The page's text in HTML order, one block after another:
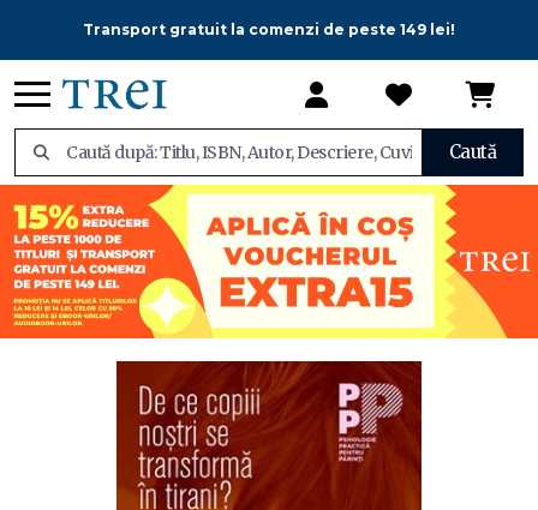
Transport gratuit la comenzi de peste 149 lei!
Caută